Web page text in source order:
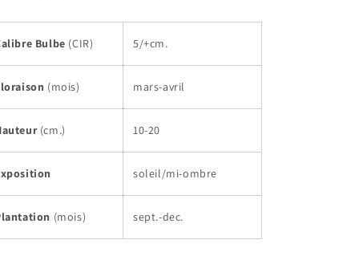
Bulbe (CIR) 5/+cm.
(mois) mars-avril
(cm.) 10-20
soleil/mi-ombre
(mois) sept.-dec.